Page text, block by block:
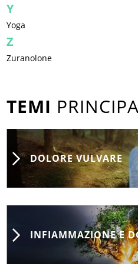
Y
Yoga
Z
Zuranolone
TEMI
DOLORE VULVARE
INFIAMMAZIONE E